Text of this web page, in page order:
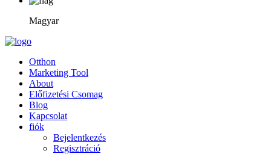
Magyar
Otthon
Marketing Tool
About
Előfizetési Csomag
Blog
Kapcsolat
fiók
Bejelentkezés
Regisztráció